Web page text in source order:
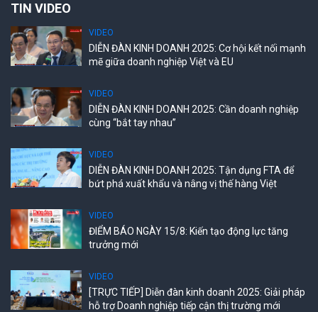
TIN VIDEO
VIDEO
DIỄN ĐÀN KINH DOANH 2025: Cơ hội kết nối mạnh
mẽ giữa doanh nghiệp Việt và EU
VIDEO
DIỄN ĐÀN KINH DOANH 2025: Cần doanh nghiệp
cùng “bắt tay nhau”
VIDEO
DIỄN ĐÀN KINH DOANH 2025: Tận dụng FTA để
bứt phá xuất khẩu và nâng vị thế hàng Việt
VIDEO
ĐIỂM BÁO NGÀY 15/8: Kiến tạo động lực tăng
trưởng mới
VIDEO
[TRỰC TIẾP] Diễn đàn kinh doanh 2025: Giải pháp
hỗ trợ Doanh nghiệp tiếp cận thị trường mới